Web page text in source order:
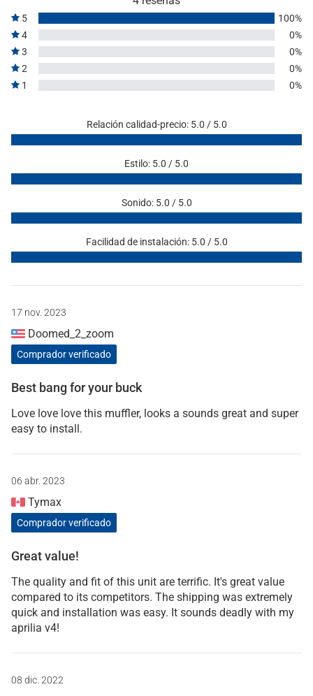
5
100%
4
0%
3
0%
2
0%
1
0%
Relación calidad-precio: 5.0 / 5.0
Estilo: 5.0 / 5.0
Sonido: 5.0 / 5.0
Facilidad de instalación: 5.0 / 5.0
17 nov. 2023
Doomed_2_zoom
Comprador verificado
Best bang for your buck
Love love love this muffler, looks a sounds great and super
easy to install.
06 abr. 2023
Tymax
Comprador verificado
Great value!
The quality and fit of this unit are terrific. It's great value
compared to its competitors. The shipping was extremely
quick and installation was easy. It sounds deadly with my
aprilia v4!
08 dic. 2022